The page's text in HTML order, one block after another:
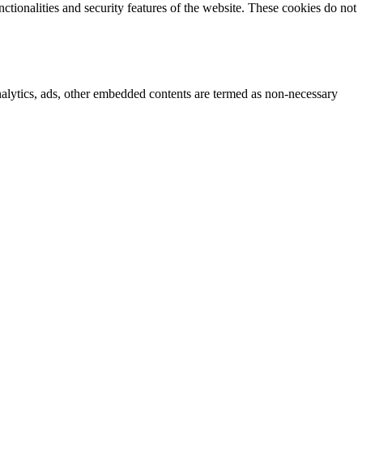
and security features of the website. These cookies do not
ads, other embedded contents are termed as non-necessary